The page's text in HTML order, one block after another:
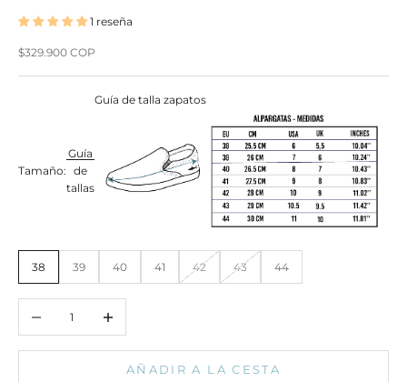
1 reseña
Precio de oferta
$329.900 COP
Tamaño:
Guía
de
tallas
Guía de talla zapatos
38 39 40 41 42 43 44
AÑADIR A LA CESTA